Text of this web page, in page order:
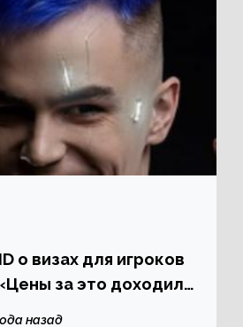
о визах для игроков
за это доходили
даже за такие бабки
назад